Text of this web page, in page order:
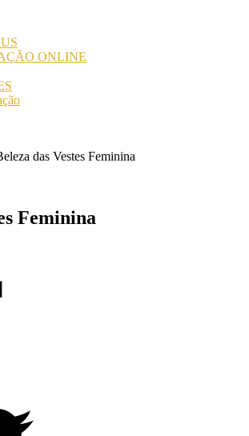
ONLINE
das Vestes Feminina
Feminina